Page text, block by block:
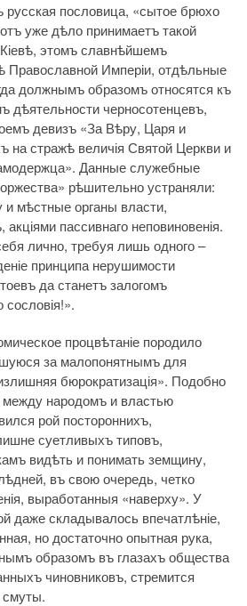
русская пословица, «сытое брюхо
уже дѣло принимаетъ такой
этомъ славнѣйшемъ
Православной Имперіи, отдѣльные
должнымъ образомъ относятся къ
дѣятельности черносотенцевъ,
девизъ «За Вѣру, Царя и
на стражѣ величія Святой Церкви и
Данные служебные
рѣшительно устраняли:
и мѣстные органы власти,
пассивнаго неповиновенія.
лично, требуя лишь одного –
принципа нерушимости
да станетъ залогомъ
процвѣтаніе породило
за малопонятнымъ для
бюрократизація». Подобно
между народомъ и властью
рой постороннихъ,
суетливыхъ типовъ,
видѣть и понимать земщину,
въ свою очередь, четко
выработанныя «наверху». У
даже складывалось впечатлѣніе,
но достаточно опытная рука,
образомъ въ глазахъ общества
чиновниковъ, стремится
смуты.